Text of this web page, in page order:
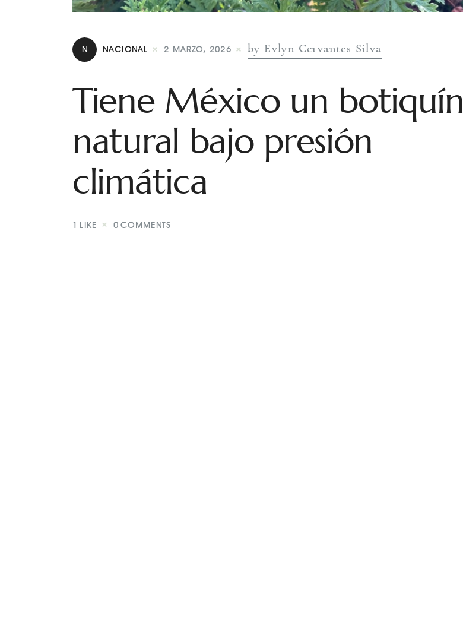
N NACIONAL 2 MARZO, 2026 by Evlyn Cervantes Silva
Tiene México un botiquín
natural bajo presión
climática
1 LIKE 0 COMMENTS